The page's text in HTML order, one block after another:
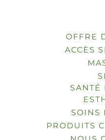
OFFRE
ACCÈS
SANTÉ
SOINS
PRODUITS